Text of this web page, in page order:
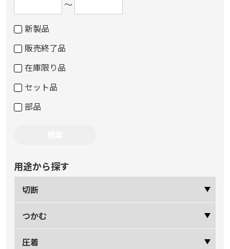
～
新製品
販売終了品
在庫限り品
セット品
部品
用途から探す
切断
つかむ
圧着